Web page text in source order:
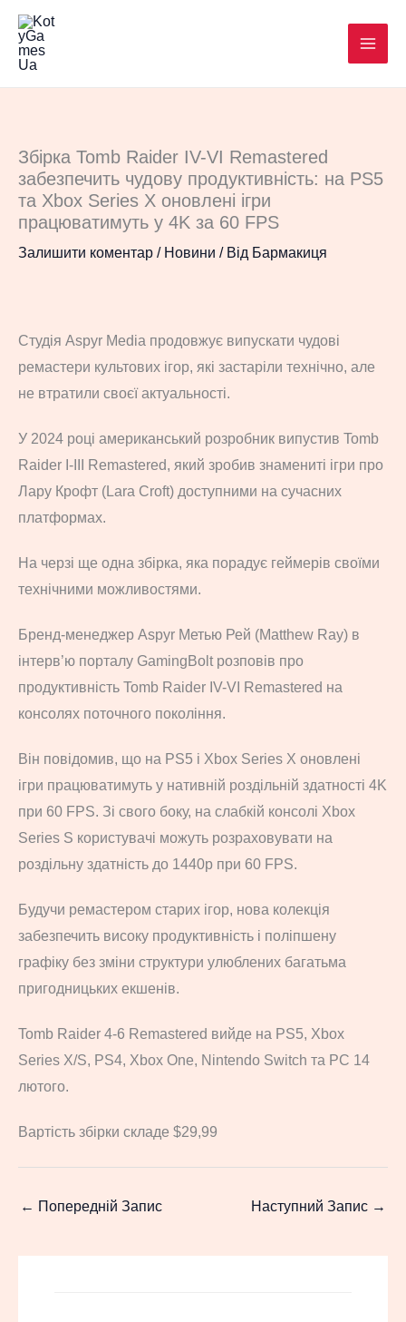
Перейти
вмісту
Збірка Tomb Raider IV-VI Remastered
забезпечить чудову продуктивність: на PS5
та Xbox Series X оновлені ігри
працюватимуть у 4K за 60 FPS
Залишити коментар / Новини / Від Бармакиця
Студія Aspyr Media продовжує випускати чудові
ремастери культових ігор, які застаріли технічно, але
не втратили своєї актуальності.
У 2024 році американський розробник випустив Tomb
Raider I-III Remastered, який зробив знамениті ігри про
Лару Крофт (Lara Croft) доступними на сучасних
платформах.
На черзі ще одна збірка, яка порадує геймерів своїми
технічними можливостями.
Бренд-менеджер Aspyr Метью Рей (Matthew Ray) в
інтерв’ю порталу GamingBolt розповів про
продуктивність Tomb Raider IV-VI Remastered на
консолях поточного покоління.
Він повідомив, що на PS5 і Xbox Series X оновлені
ігри працюватимуть у нативній роздільній здатності 4K
при 60 FPS. Зі свого боку, на слабкій консолі Xbox
Series S користувачі можуть розраховувати на
роздільну здатність до 1440p при 60 FPS.
Будучи ремастером старих ігор, нова колекція
забезпечить високу продуктивність і поліпшену
графіку без зміни структури улюблених багатьма
пригодницьких екшенів.
Tomb Raider 4-6 Remastered вийде на PS5, Xbox
Series X/S, PS4, Xbox One, Nintendo Switch та PC 14
лютого.
Вартість збірки складе $29,99
← Попередній Запис Наступний Запис →